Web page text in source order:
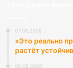
07.08.2026
«Это реально
растёт
06.08.2026